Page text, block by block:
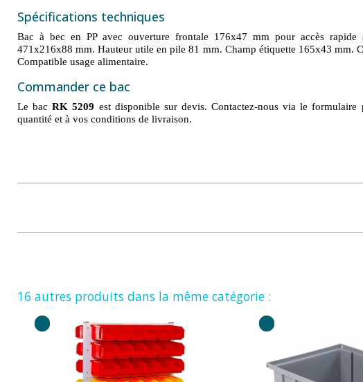
Spécifications techniques
Bac à bec en PP avec ouverture frontale 176x47 mm pour accès rapide
471x216x88 mm. Hauteur utile en pile 81 mm. Champ étiquette 165x43 mm.
Compatible usage alimentaire.
Commander ce bac
Le bacRK 5209 est disponible sur devis. Contactez-nous via le
quantité et à vos conditions de livraison.
16 autres produits dans la même catégorie :